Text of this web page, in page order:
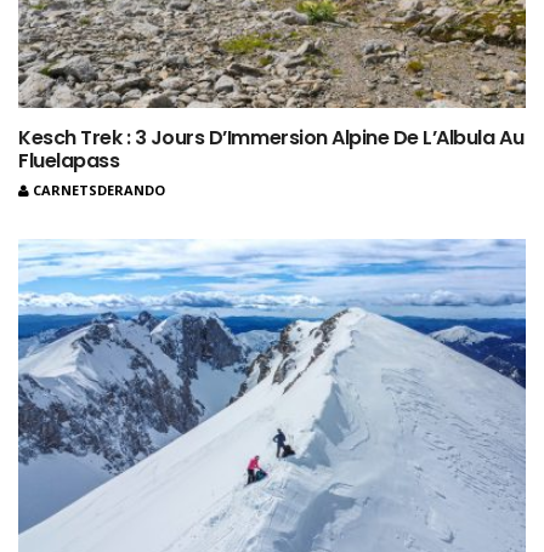
Kesch Trek : 3 Jours D’Immersion Alpine De L’Albula Au
Fluelapass
CARNETSDERANDO